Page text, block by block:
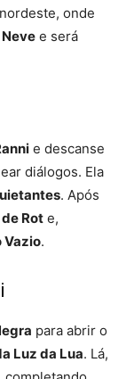
onde
e será
e descanse
diálogos. Ela
. Após
Rot e,
Vazio.
para abrir o
Luz da Lua. Lá,